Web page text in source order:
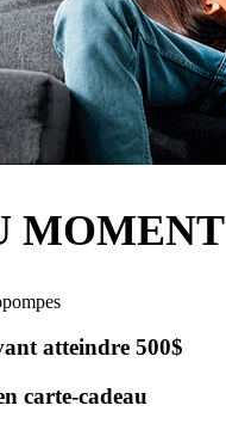
MOMENT
atteindre 500$
carte-cadeau